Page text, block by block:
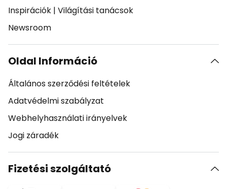
Inspirációk | Világítási tanácsok
Newsroom
Oldal Információ
Általános szerződési feltételek
Adatvédelmi szabályzat
Webhelyhasználati irányelvek
Jogi záradék
Fizetési szolgáltató